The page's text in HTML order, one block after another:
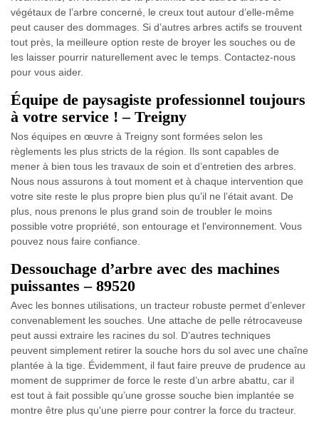
végétaux de l’arbre concerné, le creux tout autour d’elle-même
peut causer des dommages. Si d’autres arbres actifs se trouvent
tout près, la meilleure option reste de broyer les souches ou de
les laisser pourrir naturellement avec le temps. Contactez-nous
pour vous aider.
Équipe de paysagiste professionnel toujours
à votre service ! – Treigny
Nos équipes en œuvre à Treigny sont formées selon les
règlements les plus stricts de la région. Ils sont capables de
mener à bien tous les travaux de soin et d’entretien des arbres.
Nous nous assurons à tout moment et à chaque intervention que
votre site reste le plus propre bien plus qu’il ne l’était avant. De
plus, nous prenons le plus grand soin de troubler le moins
possible votre propriété, son entourage et l'environnement. Vous
pouvez nous faire confiance.
Dessouchage d’arbre avec des machines
puissantes – 89520
Avec les bonnes utilisations, un tracteur robuste permet d’enlever
convenablement les souches. Une attache de pelle rétrocaveuse
peut aussi extraire les racines du sol. D’autres techniques
peuvent simplement retirer la souche hors du sol avec une chaîne
plantée à la tige. Évidemment, il faut faire preuve de prudence au
moment de supprimer de force le reste d’un arbre abattu, car il
est tout à fait possible qu’une grosse souche bien implantée se
montre être plus qu'une pierre pour contrer la force du tracteur.